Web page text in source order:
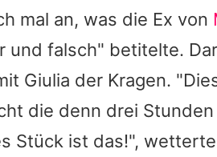
mal an, was die Ex von
und falsch" betitelte.
Giulia der Kragen.
die denn drei
Stück ist das!",